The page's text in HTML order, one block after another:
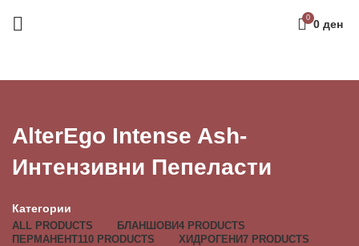
0 0 ден
AlterEgo Intense Ash-
Интензивни Пепеласти
Категории
ALL PRODUCTS БЛАНШОВИ4 PRODUCTS
ПЕРМАНЕНТ110 PRODUCTS ХИДРОГЕНИ7 PRODUCTS